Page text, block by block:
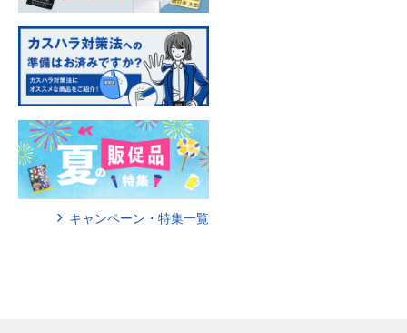
キャンペーン・特集一覧